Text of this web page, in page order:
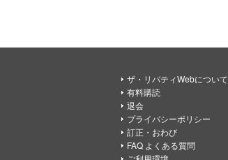
ザ・リバティWebについて
有料購読
退会
プライバシーポリシー
訂正・おわび
FAQ よくある質問